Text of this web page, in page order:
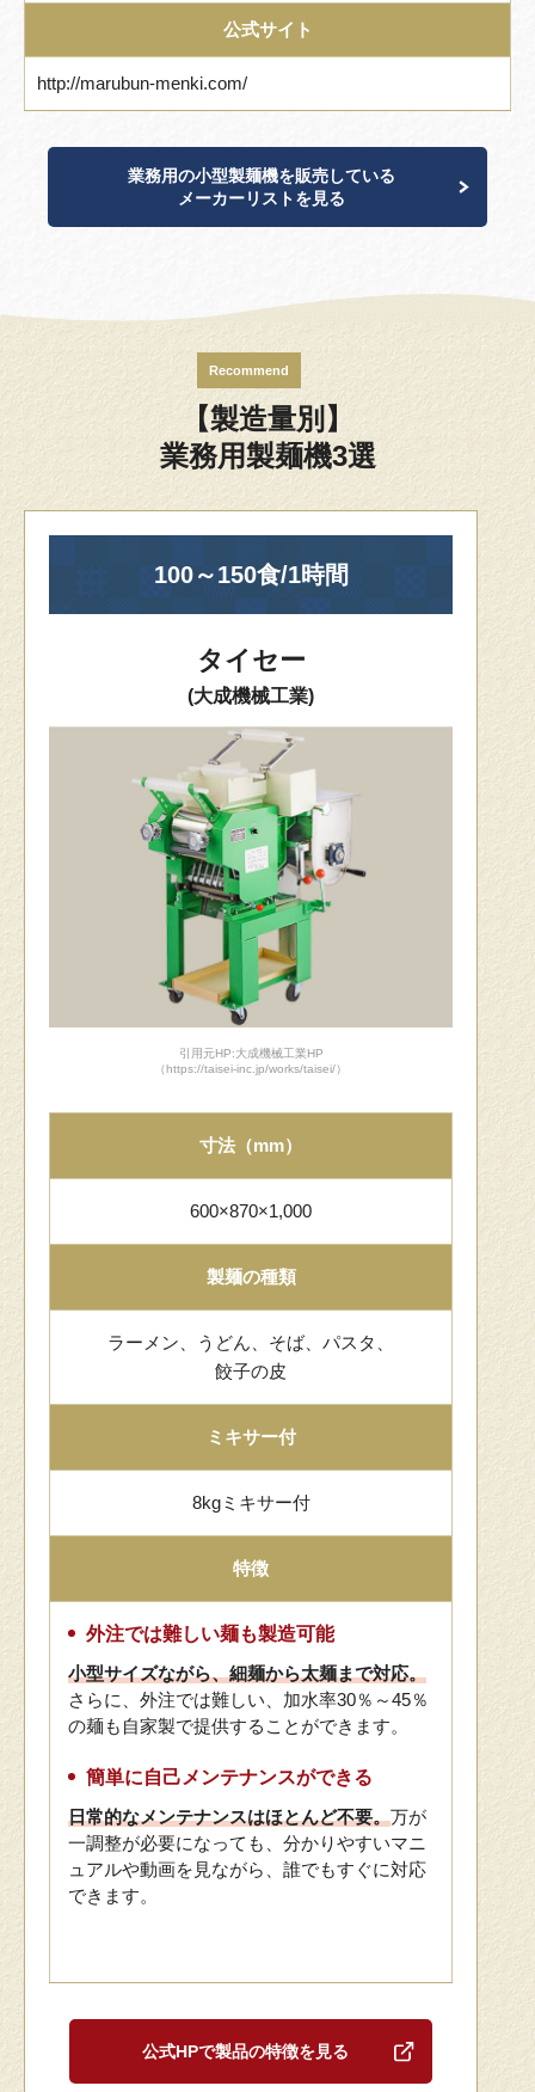
公式サイト
http://marubun-menki.com/
業務用の小型製麺機を販売している
メーカーリストを見る
Recommend
【製造量別】
業務用製麺機3選
100～150食/1時間
タイセー
(大成機械工業)
引用元HP:大成機械工業HP
（https://taisei-inc.jp/works/taisei/）
寸法（mm）
600×870×1,000
製麺の種類
ラーメン、うどん、そば、パスタ、
餃子の皮
ミキサー付
8kgミキサー付
特徴
外注では難しい麺も製造可能
小型サイズながら、細麺から太麺まで対応。
さらに、外注では難しい、加水率30％～45％
の麺も自家製で提供することができます。
簡単に自己メンテナンスができる
日常的なメンテナンスはほとんど不要。万が
一調整が必要になっても、分かりやすいマニ
ュアルや動画を見ながら、誰でもすぐに対応
できます。
公式HPで製品の特徴を見る